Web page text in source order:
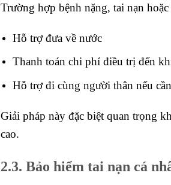
Trường hợp bệnh nặng, tai nạn
Hỗ trợ đưa về nước
Thanh toán chi phí điều trị đến
Hỗ trợ đi cùng người thân nếu cần
Giải pháp này đặc biệt quan trọng
cao.
2.3. Bảo hiểm tai nạn cá